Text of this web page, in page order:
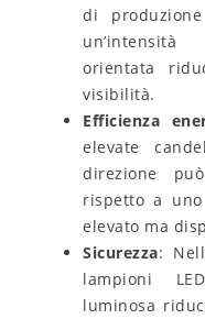
di
orientata
visibilità.
Efficienza
elevate
direzione
rispetto a
elevato ma
Sicurezza:
lampioni
luminosa